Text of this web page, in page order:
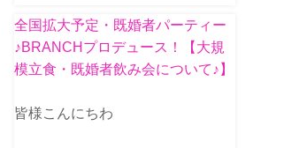
全国拡大予定・既婚者パーティー
♪BRANCHプロデュース！【大規
模立食・既婚者飲み会について♪】
皆様こんにちわ